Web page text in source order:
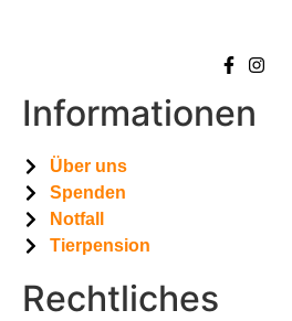
Informationen
Über uns
Spenden
Notfall
Tierpension
Rechtliches